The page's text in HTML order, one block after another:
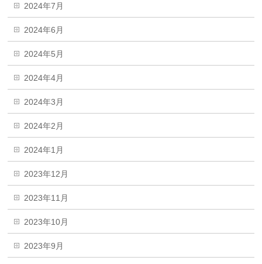
2024年7月
2024年6月
2024年5月
2024年4月
2024年3月
2024年2月
2024年1月
2023年12月
2023年11月
2023年10月
2023年9月